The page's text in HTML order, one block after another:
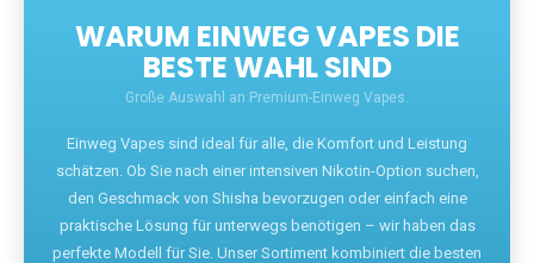
WARUM EINWEG VAPES DIE
BESTE WAHL SIND
Große Auswahl an Premium-Einweg Vapes.
Einweg Vapes sind ideal für alle, die Komfort und Leistung
schätzen. Ob Sie nach einer intensiven Nikotin-Option suchen,
den Geschmack von Shisha bevorzugen oder einfach eine
praktische Lösung für unterwegs benötigen – wir haben das
perfekte Modell für Sie. Unser Sortiment kombiniert die besten